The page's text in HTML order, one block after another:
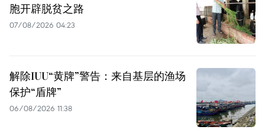
胞开辟脱贫之路
07/08/2026 04:23
解除IUU“黄牌”警告：来自基层的渔场
保护“盾牌”
06/08/2026 11:38